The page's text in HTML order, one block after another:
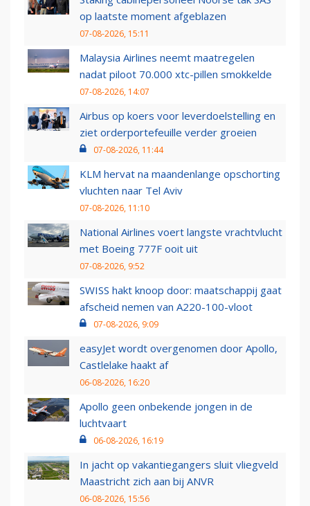
op laatste moment afgeblazen
07-08-2026, 15:11
Malaysia Airlines neemt maatregelen
nadat piloot 70.000 xtc-pillen smokkelde
07-08-2026, 14:07
Airbus op koers voor leverdoelstelling en
ziet orderportefeuille verder groeien
07-08-2026, 11:44
KLM hervat na maandenlange opschorting
vluchten naar Tel Aviv
07-08-2026, 11:10
National Airlines voert langste vrachtvlucht
met Boeing 777F ooit uit
07-08-2026, 9:52
SWISS hakt knoop door: maatschappij gaat
afscheid nemen van A220-100-vloot
07-08-2026, 9:09
easyJet wordt overgenomen door Apollo,
Castlelake haakt af
06-08-2026, 16:20
Apollo geen onbekende jongen in de
luchtvaart
06-08-2026, 16:19
In jacht op vakantiegangers sluit vliegveld
Maastricht zich aan bij ANVR
06-08-2026, 15:56